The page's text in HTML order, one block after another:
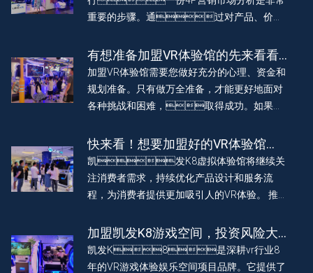
重要的步骤。通过对产品、价
地了解市场情况，制定出有效的营销策略与可
行的项目规划。
有想准备加盟VR体验馆的先来看看
这三点
加盟VR体验馆需要您做好充分的心理、资金和
规划准备。只有做万全准备，才能更好地面对
各种挑战和困难，取得成功。如果您
务。
快来看！想要加盟好的VR体验馆
吗？这个加盟机构可靠又赚钱！
凯发K8虚拟体验馆将继续关
注消费者需求，持续优化产品设计和服务流
程，为消费者提供更加吸引人的VR体验。 推动
的VR 游戏体验。为加盟投资者创造利润，
2023 年底预计店铺突破 1000 家，做一个vr行
业伟大的公司。
加盟凯发K8游戏空间，投资风险大
不大？一文看懂！
凯发K8是深耕vr行业8
年的VR游戏体验娱乐空间项目品牌。它提供了